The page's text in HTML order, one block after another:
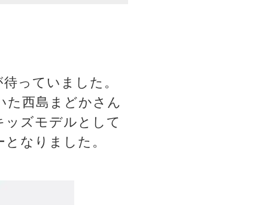
っていました。
た西島まどかさん
ッズモデルとして
なりました。